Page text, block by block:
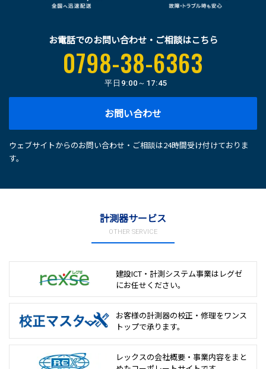
お電話でのお問い合わせ・ご相談はこちら
0798-38-6363
平日 9:00～17:45
お問い合わせ
ウェブサイトからのお問い合わせ・ご相談は24時間受け付けておりま
す。
計測器サービス
OTHER SERVICE
建設ICT・計測システム事業は レグゼ
にお任せください。
お客様の計測器の校正・修理をワンス
トップで承ります。
レックスの会社概要・事業内容をまと